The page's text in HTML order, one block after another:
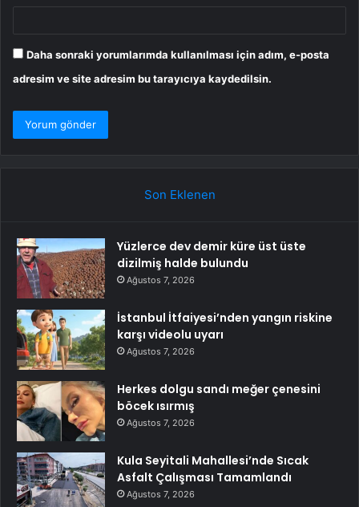
Daha sonraki yorumlarımda kullanılması için adım, e-posta
adresim ve site adresim bu tarayıcıya kaydedilsin.
Son Eklenen
Yüzlerce dev demir küre üst üste
dizilmiş halde bulundu
Ağustos 7, 2026
İstanbul İtfaiyesi’nden yangın riskine
karşı videolu uyarı
Ağustos 7, 2026
Herkes dolgu sandı meğer çenesini
böcek ısırmış
Ağustos 7, 2026
Kula Seyitali Mahallesi’nde Sıcak
Asfalt Çalışması Tamamlandı
Ağustos 7, 2026